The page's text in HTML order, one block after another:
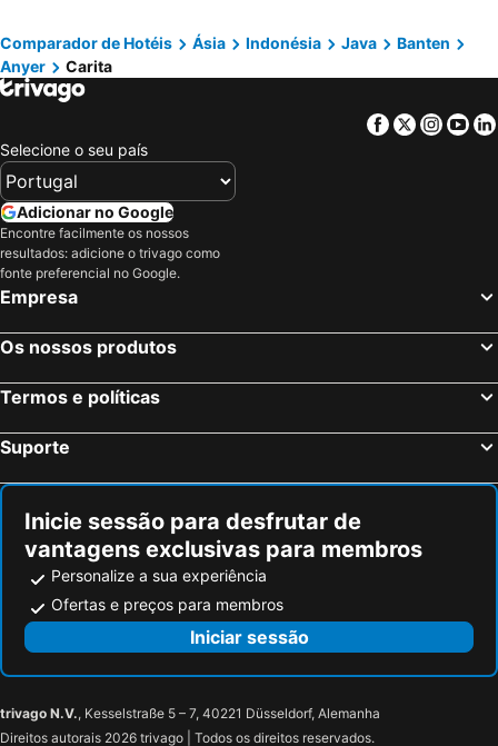
Comparador de Hotéis Ásia Indonésia Java
Banten
Anyer
Carita
Facebook
Twitter
Selecione o seu país
Adicionar no Google
Encontre facilmente os nossos
resultados: adicione o trivago como
fonte preferencial no Google.
Empresa
Os nossos produtos
Termos e políticas
Suporte
Inicie sessão para desfrutar de
vantagens exclusivas para membros
Personalize a sua experiência
Ofertas e preços para membros
Iniciar sessão
trivago N.V., Kesselstraße 5 – 7, 40221 Düsseldorf, Alemanha
Direitos autorais 2026 trivago | Todos os direitos reservados.